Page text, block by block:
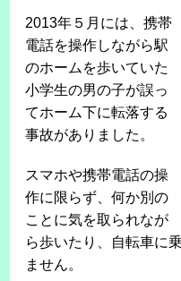
2013年５月には、携帯
電話を操作しながら駅
のホームを歩いていた
小学生の男の子が誤っ
てホーム下に転落する
事故がありました。
スマホや携帯電話の操
作に限らず、何か別の
ことに気を取られなが
ら歩いたり、自転車に
ません。